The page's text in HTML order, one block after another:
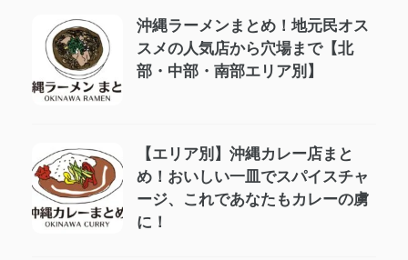
沖縄ラーメンまとめ！地元民オス
スメの人気店から穴場まで【北
部・中部・南部エリア別】
【エリア別】沖縄カレー店まと
め！おいしい一皿でスパイスチャ
ージ、これであなたもカレーの虜
に！